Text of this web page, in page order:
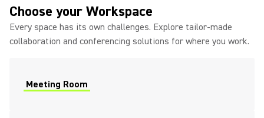
Choose your Workspace
Every space has its own challenges. Explore tailor-made
collaboration and conferencing solutions for where you work.
Meeting Room